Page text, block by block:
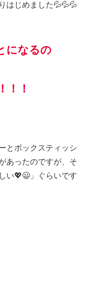
はじめました💦💦💦
になるの
！！
とボックスティッシ
あったのですが、そ
い💖😃」ぐらいです